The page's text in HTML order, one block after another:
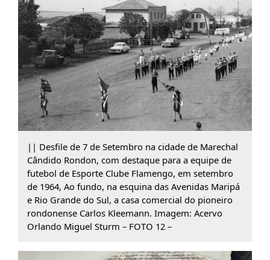
|| Desfile de 7 de Setembro na cidade de Marechal
Cândido Rondon, com destaque para a equipe de
futebol de Esporte Clube Flamengo, em setembro
de 1964, Ao fundo, na esquina das Avenidas Maripá
e Rio Grande do Sul, a casa comercial do pioneiro
rondonense Carlos Kleemann. Imagem: Acervo
Orlando Miguel Sturm – FOTO 12 –